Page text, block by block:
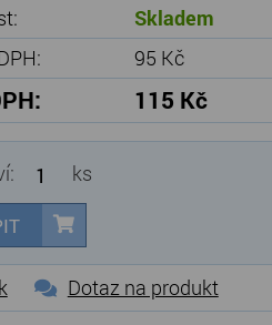
Skladem
95 Kč
115 Kč
ks
Dotaz na produkt